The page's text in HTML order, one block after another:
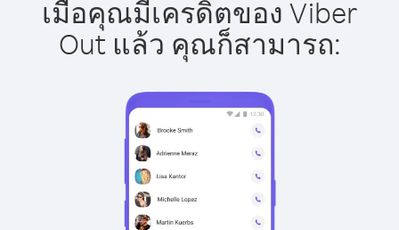
เมื่อคุณมีเครดิตของ Viber
Out แล้ว คุณก็สามารถ: